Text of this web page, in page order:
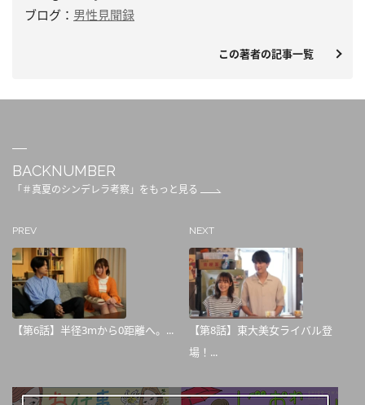
ブログ： 男性見聞録
この著者の記事一覧
BACKNUMBER
「＃真夏のシンデレラ考察」をもっと見る
PREV
【第6話】半径3mから0距離へ。...
NEXT
【第8話】東大美女ライバル登
場！...